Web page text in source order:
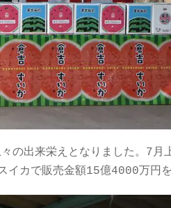
の出来栄えとなりました。7月
カで販売金額15億4000万円を